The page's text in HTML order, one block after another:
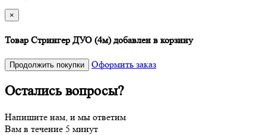
×
Товар Стрингер ДУО (4м) добавлен в корзину
Продолжить покупки Оформить заказ
Остались вопросы?
Напишите нам, и мы ответим
Вам в течение 5 минут